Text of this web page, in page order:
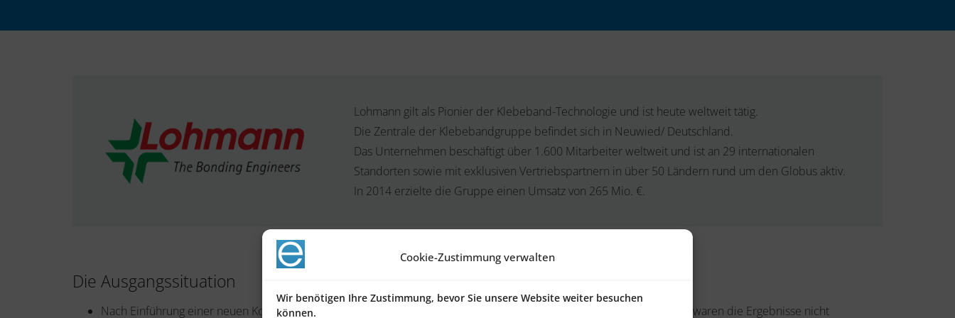
Cookie-Zustimmung verwalten
Wir benötigen Ihre Zustimmung, bevor Sie unsere Website weiter besuchen
können.
Lohmann gilt als Pionier der Klebeband-Technologie und ist heute weltweit tätig.
Die Zentrale der Klebebandgruppe befindet sich in Neuwied/ Deutschland.
Das Unternehmen beschäftigt über 1.600 Mitarbeiter weltweit und ist an 29 internationalen
Standorten sowie mit exklusiven Vertriebspartnern in über 50 Ländern rund um den Globus aktiv.
In 2014 erzielte die Gruppe einen Umsatz von 265 Mio. €.
Die Ausgangssituation
Nach Einführung einer neuen Konfiguration auf Basis des aktualisierten ERP-Systems in zwei wesentlichen Standorten waren die Ergebnisse nicht